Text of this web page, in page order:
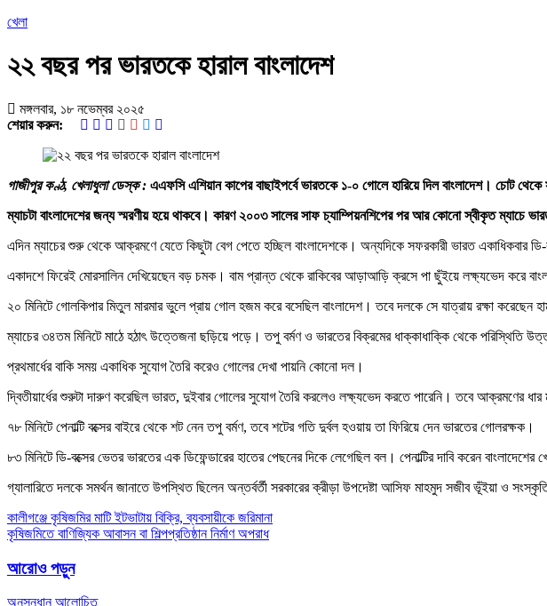
খেলা
২২ বছর পর ভারতকে হারাল বাংলাদেশ
মঙ্গলবার, ১৮ নভেম্বর ২০২৫
শেয়ার করুন:
গাজীপুর কণ্ঠ, খেলাধুলা ডেস্ক : এএফসি এশিয়ান কাপের বাছাইপর্বে ভারতকে ১-০ গোলে হারিয়ে দিল বাংলাদেশ। চোট
ম্যাচটা বাংলাদেশের জন্য স্মরণীয় হয়ে থাকবে। কারণ ২০০৩ সালের সাফ চ্যাম্পিয়নশিপের পর আর কোনো স্বীকৃত ম্যাচে
এদিন ম্যাচের শুরু থেকে আক্রমণে যেতে কিছুটা বেগ পেতে হচ্ছিল বাংলাদেশকে। অন্যদিকে সফরকারী ভারত একাধিকবার
একাদশে ফিরেই মোরসালিন দেখিয়েছেন বড় চমক। বাম প্রান্ত থেকে রাকিবের আড়াআড়ি ক্রসে পা ছুঁইয়ে লক্ষ্যভেদ করে
২০ মিনিটে গোলকিপার মিতুল মারমার ভুলে প্রায় গোল হজম করে বসেছিল বাংলাদেশ। তবে দলকে সে যাত্রায় রক্ষা
ম্যাচের ৩৪তম মিনিটে মাঠে হঠাৎ উত্তেজনা ছড়িয়ে পড়ে। তপু বর্মণ ও ভারতের বিক্রমের ধাক্কাধাক্কি থেকে
প্রথমার্ধের বাকি সময় একাধিক সুযোগ তৈরি করেও গোলের দেখা পায়নি কোনো দল।
দ্বিতীয়ার্ধের শুরুটা দারুণ করেছিল ভারত, দুইবার গোলের সুযোগ তৈরি করলেও লক্ষ্যভেদ করতে পারেনি। তবে আক্রমণের ধার
৭৮ মিনিটে পেনাল্টি বক্সের বাইরে থেকে শট নেন তপু বর্মণ, তবে শটের গতি দুর্বল হওয়ায় তা ফিরিয়ে দেন ভারতের গোলরক্ষক।
৮৩ মিনিটে ডি-বক্সের ভেতর ভারতের এক ডিফেন্ডারের হাতের পেছনের দিকে লেগেছিল বল। পেনাল্টির দাবি করেন
গ্যালারিতে দলকে সমর্থন জানাতে উপস্থিত ছিলেন অন্তর্বর্তী সরকারের ক্রীড়া উপদেষ্টা আসিফ মাহমুদ সজীব ভূঁইয়া ও
Post
navigation
কালীগঞ্জে কৃষিজমির মাটি ইটভাটায় বিক্রি, ব্যবসায়ীকে জরিমানা
কৃষিজমিতে বাণিজ্যিক আবাসন বা শিল্পপ্রতিষ্ঠান নির্মাণ অপরাধ
আরোও পড়ুন
অনুসন্ধান আলোচিত